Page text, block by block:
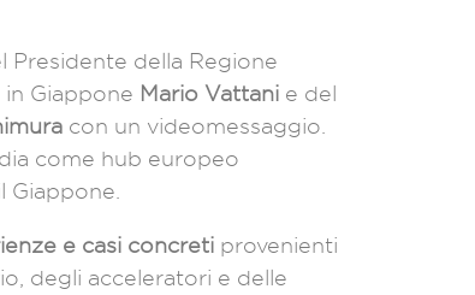
Presidente della Regione
in Giappone Mario Vattani e del
con un videomessaggio.
come hub europeo
Giappone.
e casi concreti provenienti
degli acceleratori e delle